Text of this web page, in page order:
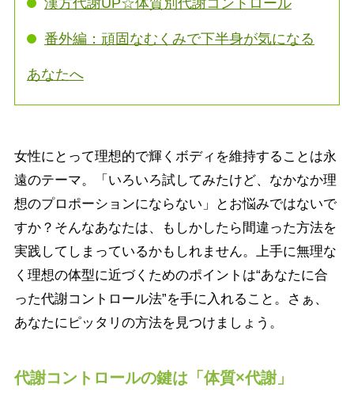
番外編：頑固なむくみで下半身が気になる
あなたへ
女性にとって理想的で輝くボディを維持することは永
遠のテーマ。「いろいろ試してみたけど、なかなか理
想のプロポーションにならない」とお悩みではないで
すか？そんなあなたは、もしかしたら間違った方法を
実践してしまっているかもしれません。上手に無理な
く理想の体型に近づくためのポイントは“あなたに合
った代謝コントロール法”を手に入れること。さぁ、
あなたにピッタリの方法を見つけましょう。
代謝コントロールの鍵は「体質×代謝」